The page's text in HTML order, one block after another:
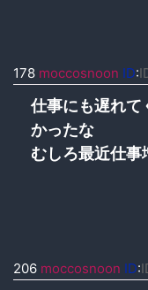
178 moccosnoon ID:
仕事にも遅れて
かったな
むしろ最近仕事
206 moccosnoon ID: